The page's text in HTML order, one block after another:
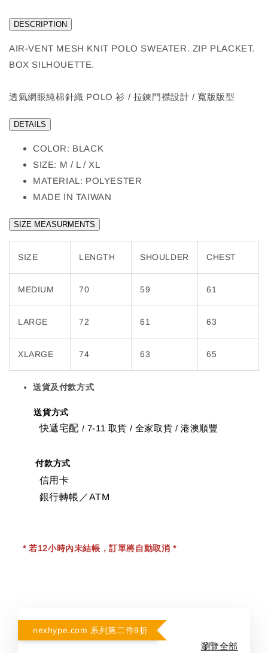
DESCRIPTION
AIR-VENT MESH KNIT POLO SWEATER. ZIP PLACKET.
BOX SILHOUETTE.
透氣網眼純棉針織 POLO 衫 / 拉鍊門襟設計 / 寬版版型
DETAILS
COLOR: BLACK
SIZE: M / L / XL
MATERIAL: POLYESTER
MADE IN TAIWAN
SIZE MEASURMENTS
SIZE LENGTH SHOULDER CHEST
MEDIUM 70 59 61
LARGE 72 61 63
XLARGE 74 63 65
送貨及付款方式
送貨方式
快遞宅配 / 7-11 取貨 / 全家取貨 / 港澳順豐
付款方式
信用卡
銀行轉帳／ATM
* 若12小時內未結帳，訂單將自動取消 *
nexhype.com 系列第二件9折
瀏覽全部